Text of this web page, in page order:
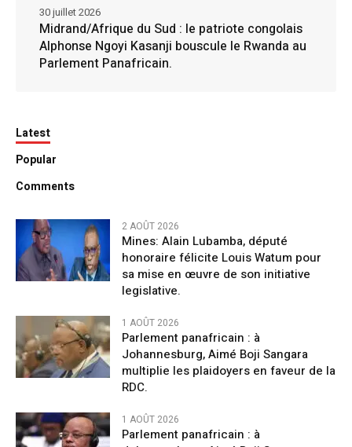
Midrand/Afrique du Sud : le patriote congolais
Alphonse Ngoyi Kasanji bouscule le Rwanda au
Parlement Panafricain.
30 juillet 2026
Latest
Popular
Comments
2 AOÛT 2026
Mines: Alain Lubamba, député
honoraire félicite Louis Watum pour
sa mise en œuvre de son initiative
legislative.
1 AOÛT 2026
Parlement panafricain : à
Johannesburg, Aimé Boji Sangara
multiplie les plaidoyers en faveur de la
RDC.
1 AOÛT 2026
Parlement panafricain : à